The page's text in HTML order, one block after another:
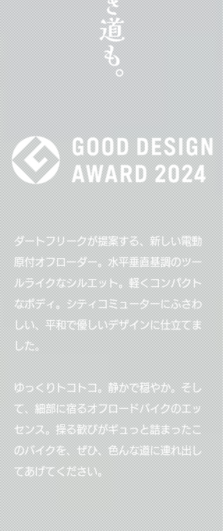
ダートフリークが提案する、新しい電動
原付オフローダー。水平垂直基調のツー
ルライクなシルエット。軽くコンパクト
なボディ。シティコミューターにふさわ
しい、平和で優しいデザインに仕立てま
した。
ゆっくりトコトコ。静かで穏やか。そし
て、細部に宿るオフロードバイクのエッ
センス。操る歓びがギュっと詰まったこ
のバイクを、ぜひ、色んな道に連れ出し
てあげてください。